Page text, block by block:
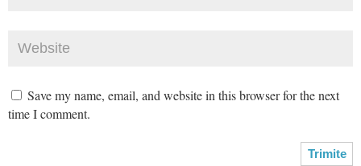
Save my name, email, and website in this browser for the next
time I comment.